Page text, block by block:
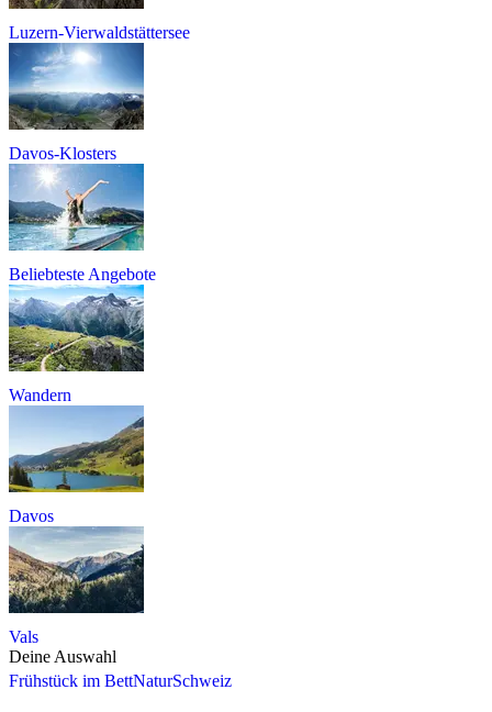
Luzern-Vierwaldstättersee
Davos-Klosters
Beliebteste Angebote
Wandern
Davos
Vals
Deine Auswahl
Frühstück im BettNaturSchweiz